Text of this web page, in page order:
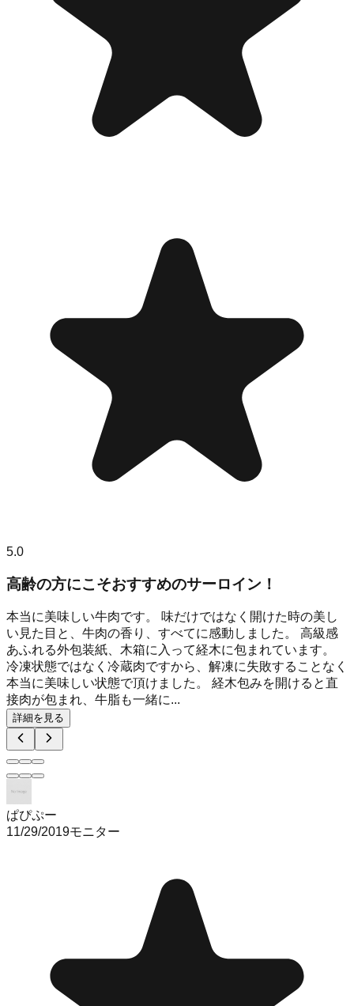
5.0
高齢の方にこそおすすめのサーロイン！
本当に美味しい牛肉です。 味だけではなく開けた時の美し
い見た目と、牛肉の香り、すべてに感動しました。 高級感
あふれる外包装紙、木箱に入って経木に包まれています。
冷凍状態ではなく冷蔵肉ですから、解凍に失敗することなく
本当に美味しい状態で頂けました。 経木包みを開けると直
接肉が包まれ、牛脂も一緒に...
詳細を見る
ぱぴぷー
11/29/2019モニター